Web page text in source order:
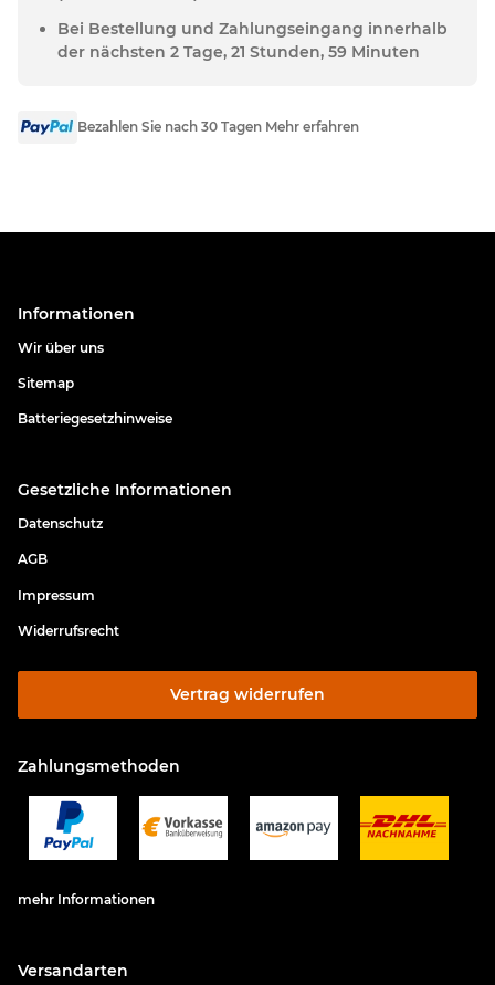
Bei Bestellung und Zahlungseingang innerhalb
der nächsten 2 Tage, 21 Stunden, 59 Minuten
Bezahlen Sie nach 30 Tagen Mehr erfahren
Informationen
Wir über uns
Sitemap
Batteriegesetzhinweise
Gesetzliche Informationen
Datenschutz
AGB
Impressum
Widerrufsrecht
Vertrag widerrufen
Zahlungsmethoden
mehr Informationen
Versandarten